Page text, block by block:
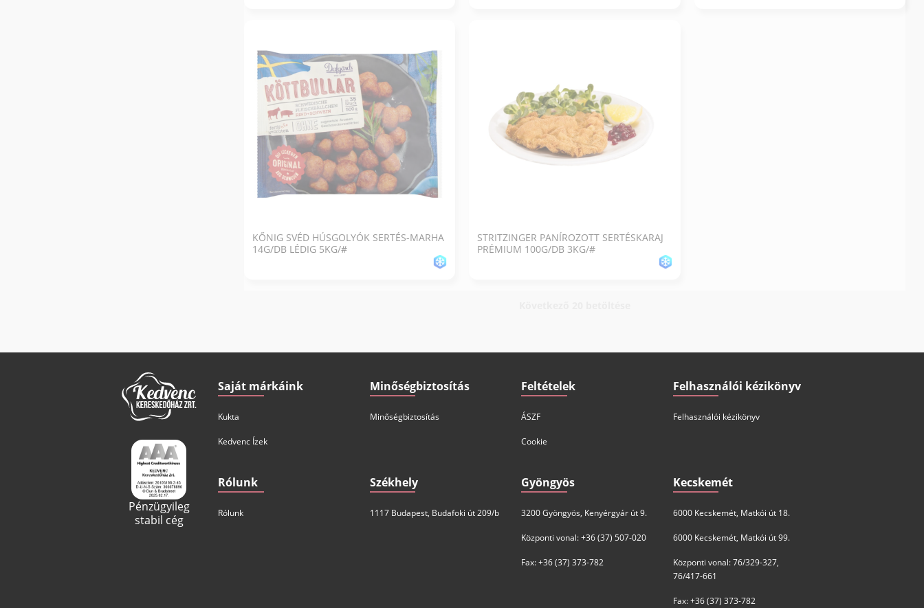
KŐNIG SVÉD HÚSGOLYÓK SERTÉS-MARHA
14G/DB LÉDIG 5KG/#
STRITZINGER PANÍROZOTT SERTÉSKARAJ
PRÉMIUM 100G/DB 3KG/#
BÁBOLNA CSIRKEMELLFILÉ
PETREZSELYMES FOKHAGYMÁS PANÍRBAN
NÁDUDVARI PANÍROZOTT
ZÖLDSÉGGOLYÓK 450G
NATURAL MEAT CHILIS CSIRKEMELL
CSÍKOK SAJTOS BUNDÁBAN 1,5KG